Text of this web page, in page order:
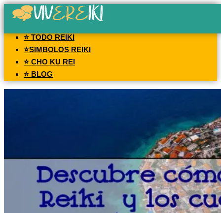
⭐ TODO REIKI
⭐SIMBOLOS REIKI
⭐ CHO KU REI
⭐ BLOG